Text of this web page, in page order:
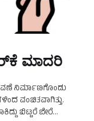
ಮಾದರಿ
ನಿರ್ಮಾಣಗೊಂಡು
ವಂಚಿತವಾಗಿತ್ತು.
ಬಿಟ್ಟರೆ ಬೇರೆ